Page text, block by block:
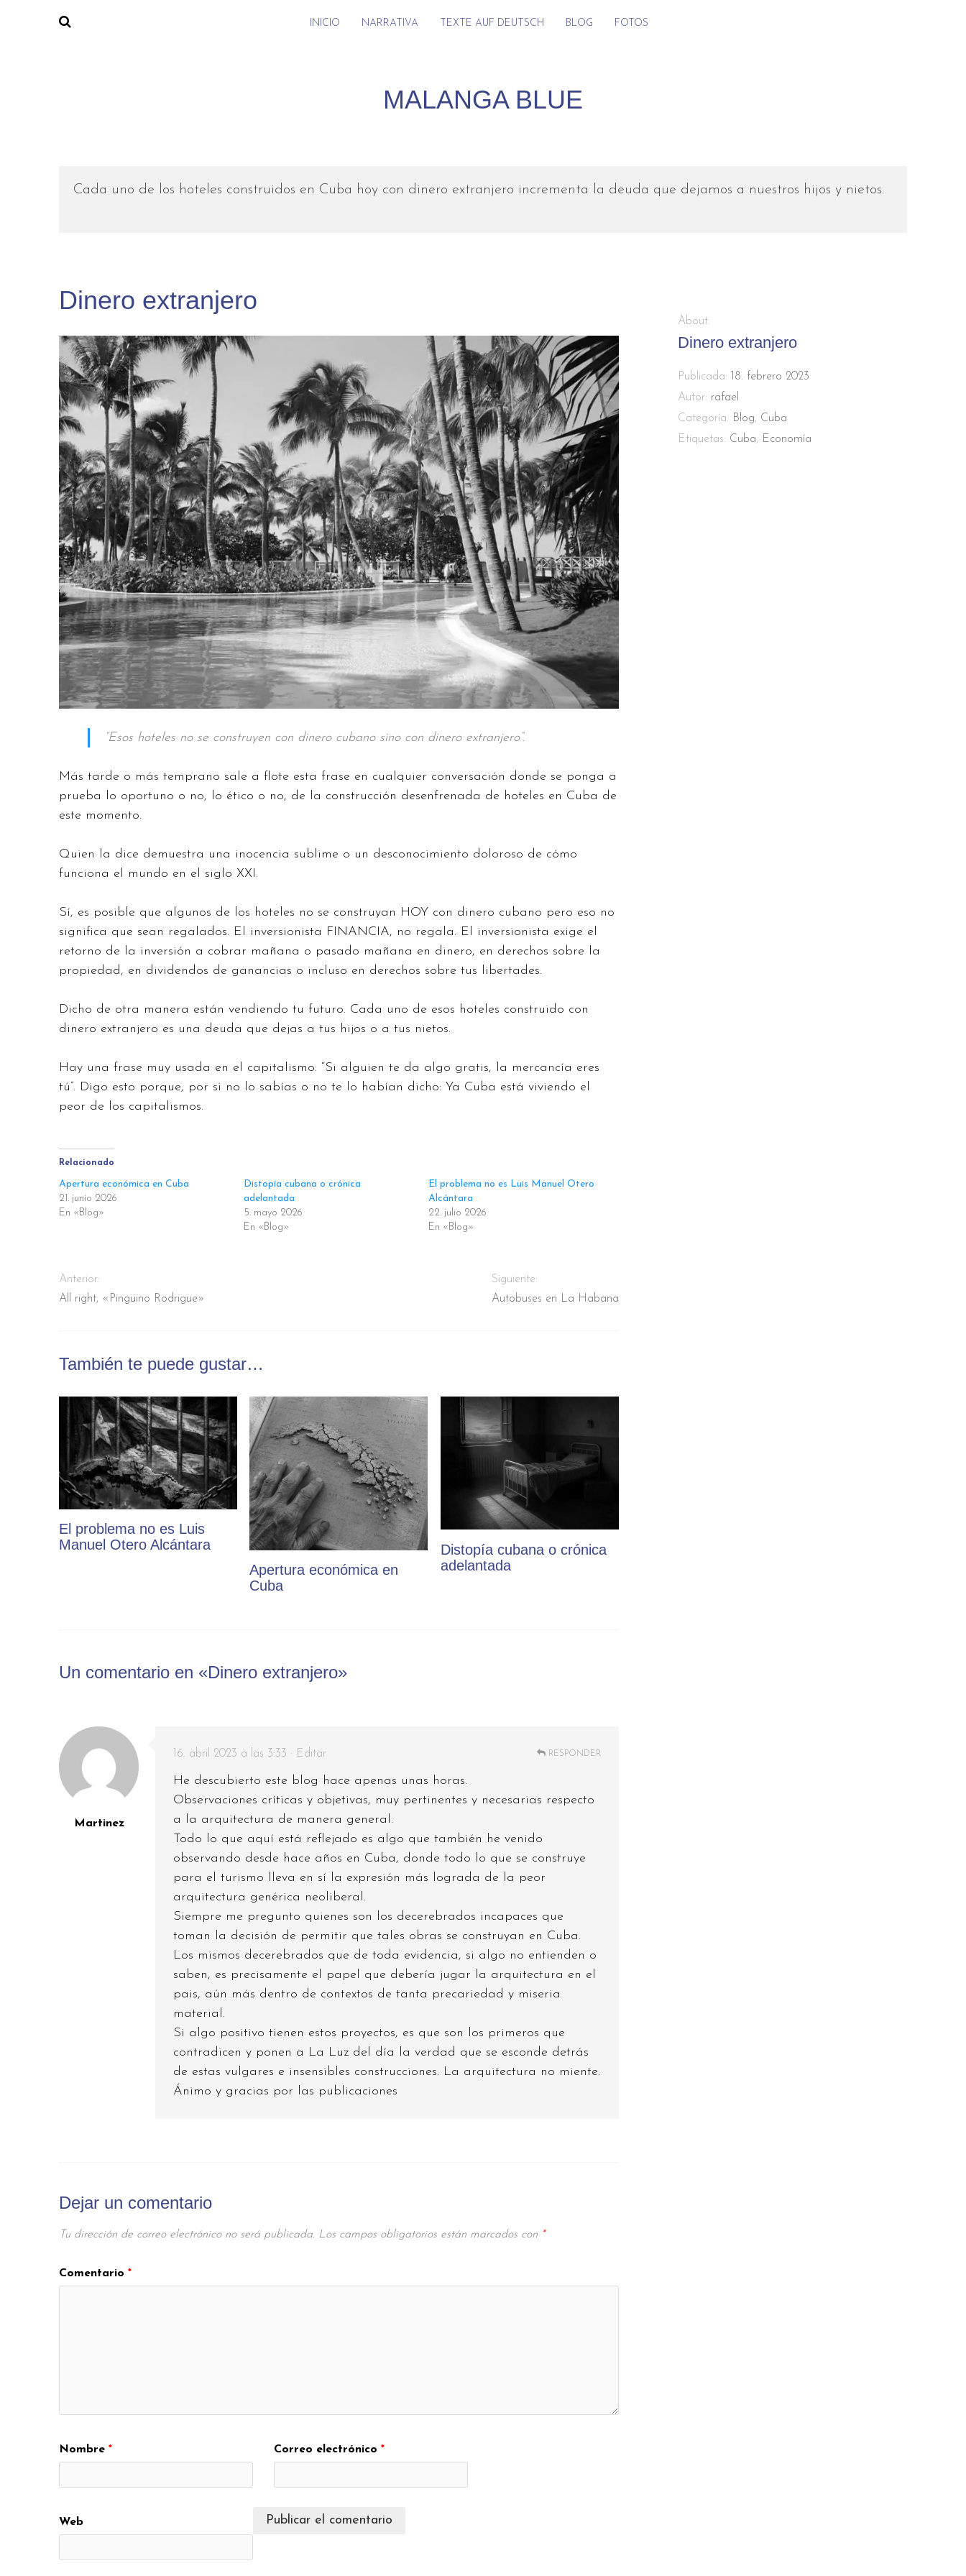
INICIO NARRATIVA TEXTE AUF DEUTSCH BLOG FOTOS
MALANGA BLUE
Cada uno de los hoteles construidos en Cuba hoy con dinero extranjero incrementa la deuda que dejamos a nuestros hijos y nietos.
Dinero extranjero
“Esos hoteles no se construyen con dinero cubano sino con dinero extranjero”.
Más tarde o más temprano sale a flote esta frase en cualquier conversación donde se ponga a
prueba lo oportuno o no, lo ético o no, de la construcción desenfrenada de hoteles en Cuba de
este momento.
Quien la dice demuestra una inocencia sublime o un desconocimiento doloroso de cómo
funciona el mundo en el siglo XXI.
Sí, es posible que algunos de los hoteles no se construyan HOY con dinero cubano pero eso no
significa que sean regalados. El inversionista FINANCIA, no regala. El inversionista exige el
retorno de la inversión a cobrar mañana o pasado mañana en dinero, en derechos sobre la
propiedad, en dividendos de ganancias o incluso en derechos sobre tus libertades.
Dicho de otra manera están vendiendo tu futuro. Cada uno de esos hoteles construido con
dinero extranjero es una deuda que dejas a tus hijos o a tus nietos.
Hay una frase muy usada en el capitalismo: “Si alguien te da algo gratis, la mercancía eres
tú”. Digo esto porque, por si no lo sabías o no te lo habían dicho: Ya Cuba está viviendo el
peor de los capitalismos.
Relacionado
Apertura económica en Cuba
21. junio 2026
En «Blog»
Distopía cubana o crónica
adelantada
5. mayo 2026
En «Blog»
El problema no es Luis Manuel Otero
Alcántara
22. julio 2026
En «Blog»
Anterior:
All right, «Pingüino Rodrigue»
Siguiente:
Autobuses en La Habana
También te puede gustar…
El problema no es Luis
Manuel Otero Alcántara
Apertura económica en
Cuba
Distopía cubana o crónica
adelantada
Un comentario en «Dinero extranjero»
Martinez
16. abril 2023 a las 3:33 · Editar
He descubierto este blog hace apenas unas horas.
Observaciones críticas y objetivas, muy pertinentes y necesarias respecto
a la arquitectura de manera general.
Todo lo que aquí está reflejado es algo que también he venido
observando desde hace años en Cuba, donde todo lo que se construye
para el turismo lleva en sí la expresión más lograda de la peor
arquitectura genérica neoliberal.
Siempre me pregunto quienes son los decerebrados incapaces que
toman la decisión de permitir que tales obras se construyan en Cuba.
Los mismos decerebrados que de toda evidencia, si algo no entienden o
saben, es precisamente el papel que debería jugar la arquitectura en el
pais, aún más dentro de contextos de tanta precariedad y miseria
material.
Si algo positivo tienen estos proyectos, es que son los primeros que
contradicen y ponen a La Luz del día la verdad que se esconde detrás
de estas vulgares e insensibles construcciones. La arquitectura no miente.
Ánimo y gracias por las publicaciones
RESPONDER
Dejar un comentario
Tu dirección de correo electrónico no será publicada. Los campos obligatorios están marcados con *
Comentario *
Nombre * Correo electrónico *
Web
About:
Dinero extranjero
Publicada:
18. febrero 2023
Autor: rafael
Categoría: Blog, Cuba
Etiquetas: Cuba, Economía